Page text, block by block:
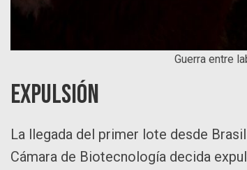
Guerra entre
Expulsión
La llegada del primer lote desde
Cámara de Biotecnología decida